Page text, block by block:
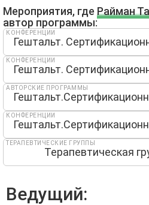
Мероприятия, где Райман
автор программы:
КОНФЕРЕНЦИИ
КОНФЕРЕНЦИИ
АВТОРСКИЕ ПРОГРАММЫ
КОНФЕРЕНЦИИ
Терапевтическая
ТЕРАПЕВТИЧЕСКИЕ ГРУППЫ
Ведущий: